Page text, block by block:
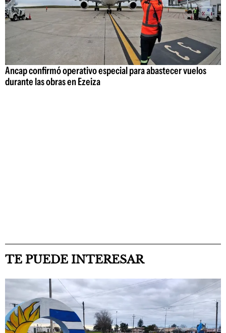
Ancap confirmó operativo especial para abastecer vuelos
durante las obras en Ezeiza
TE PUEDE INTERESAR